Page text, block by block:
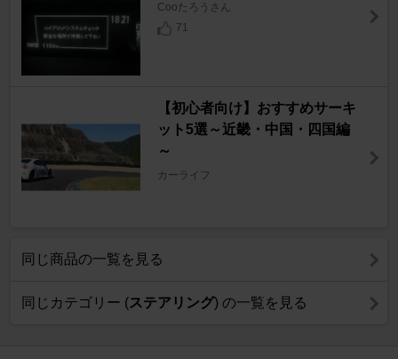
Cooたろうさん
71
【初心者向け】おすすめサーキ
ット5選～近畿・中国・四国編
～
カーライフ
同じ商品の一覧を見る
同じカテゴリー (ステアリング) の一覧を見る